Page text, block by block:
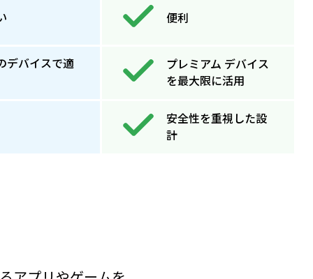
便利
デバイスで適
プレミアム デバイス
を最大限に活用
安全性を重視した設
計